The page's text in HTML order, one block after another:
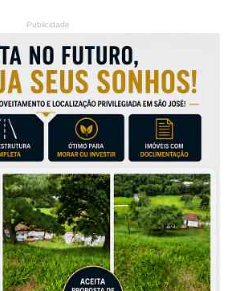
Publicidade